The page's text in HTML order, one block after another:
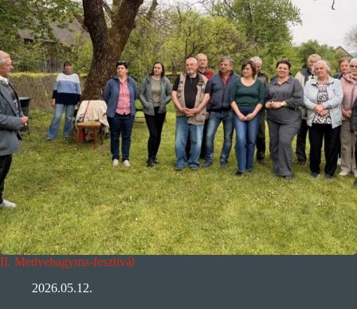
II. Medvehagyma-fesztivál
2026.05.12.